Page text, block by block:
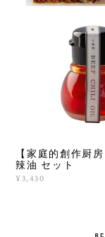
【家庭的創作厨
辣油 セット
¥3,430